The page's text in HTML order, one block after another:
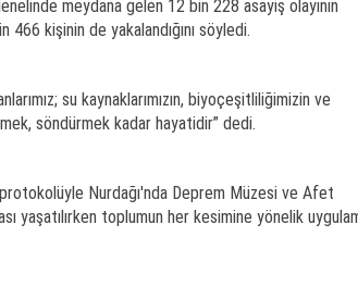
meydana gelen 12 bin 228 asayiş olayının
466 kişinin de yakalandığını söyledi.
su kaynaklarımızın, biyoçeşitliliğimizin ve
söndürmek kadar hayatidir” dedi.
Nurdağı'nda Deprem Müzesi ve Afet
yaşatılırken toplumun her kesimine yönelik